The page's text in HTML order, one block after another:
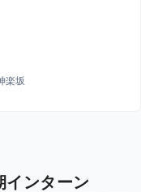
楽坂
ンターン